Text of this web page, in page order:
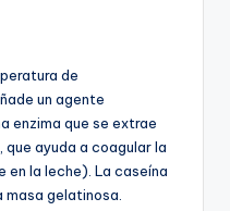
de
un agente
enzima que se extrae
ayuda a coagular la
en la leche). La caseína
masa gelatinosa.